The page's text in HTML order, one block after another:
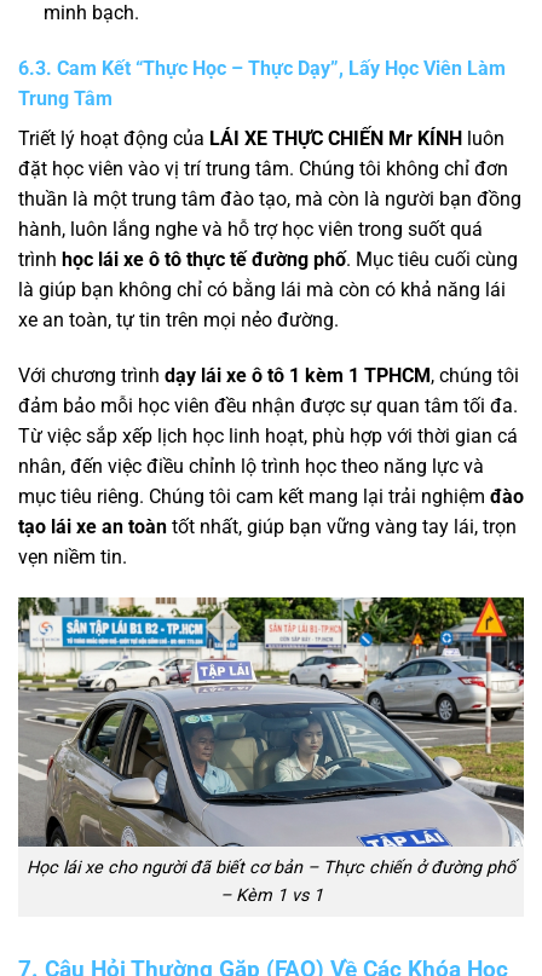
minh bạch.
6.3. Cam Kết “Thực Học – Thực Dạy”, Lấy Học Viên Làm
Trung Tâm
Triết lý hoạt động của LÁI XE THỰC CHIẾN Mr KÍNH luôn
đặt học viên vào vị trí trung tâm. Chúng tôi không chỉ đơn
thuần là một trung tâm đào tạo, mà còn là người bạn đồng
hành, luôn lắng nghe và hỗ trợ học viên trong suốt quá
trình học lái xe ô tô thực tế đường phố. Mục tiêu cuối cùng
là giúp bạn không chỉ có bằng lái mà còn có khả năng lái
xe an toàn, tự tin trên mọi nẻo đường.
Với chương trình dạy lái xe ô tô 1 kèm 1 TPHCM, chúng tôi
đảm bảo mỗi học viên đều nhận được sự quan tâm tối đa.
Từ việc sắp xếp lịch học linh hoạt, phù hợp với thời gian cá
nhân, đến việc điều chỉnh lộ trình học theo năng lực và
mục tiêu riêng. Chúng tôi cam kết mang lại trải nghiệm đào
tạo lái xe an toàn tốt nhất, giúp bạn vững vàng tay lái, trọn
vẹn niềm tin.
Học lái xe cho người đã biết cơ bản – Thực chiến ở đường phố
– Kèm 1 vs 1
7. Câu Hỏi Thường Gặp (FAQ) Về Các Khóa Học